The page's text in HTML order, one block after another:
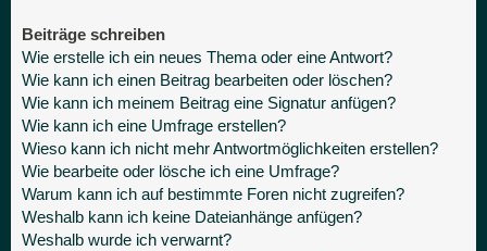
Beiträge schreiben
Wie erstelle ich ein neues Thema oder eine Antwort?
Wie kann ich einen Beitrag bearbeiten oder löschen?
Wie kann ich meinem Beitrag eine Signatur anfügen?
Wie kann ich eine Umfrage erstellen?
Wieso kann ich nicht mehr Antwortmöglichkeiten erstellen?
Wie bearbeite oder lösche ich eine Umfrage?
Warum kann ich auf bestimmte Foren nicht zugreifen?
Weshalb kann ich keine Dateianhänge anfügen?
Weshalb wurde ich verwarnt?